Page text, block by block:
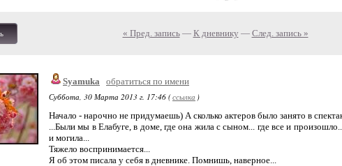
« Пред. запись— К дневнику — След. запись »
Syamuka
обратиться по имени
Суббота, 30 Марта 2013 г. 17:46 (ссылка )
Начало - нарочно не придумаешь) А сколько актеров было занято в
...Были мы в Елабуге, в доме, где она жила с сыном... где все и
и могила...
Тяжело воспринимается...
Я об этом писала у себя в дневнике. Помнишь, наверное...